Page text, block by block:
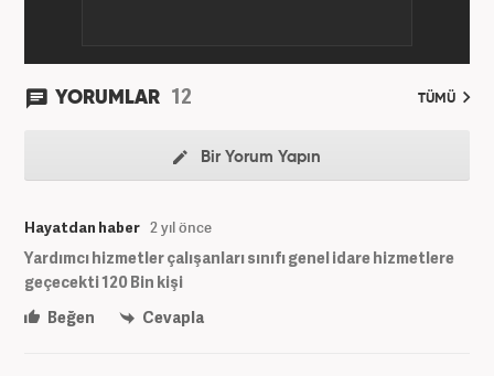
YORUMLAR 12 TÜMÜ
Bir Yorum Yapın
Hayatdan haber 2 yıl önce
Yardımcı hizmetler çalışanları sınıfı genel idare hizmetlere
geçecekti 120 Bin kişi
Beğen
Cevapla